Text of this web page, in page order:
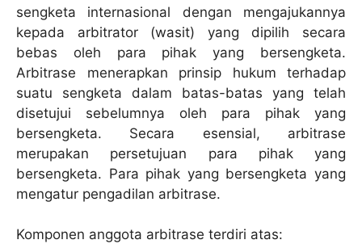
sengketa internasional dengan mengajukannya
kepada arbitrator (wasit) yang dipilih secara
bebas oleh para pihak yang bersengketa.
Arbitrase menerapkan prinsip hukum terhadap
suatu sengketa dalam batas-batas yang telah
disetujui sebelumnya oleh para pihak yang
bersengketa. Secara esensial, arbitrase
merupakan persetujuan para pihak yang
bersengketa. Para pihak yang bersengketa yang
mengatur pengadilan arbitrase.
Komponen anggota arbitrase terdiri atas: